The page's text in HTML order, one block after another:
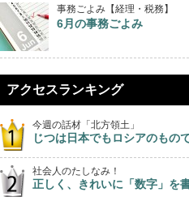
事務ごよみ【経理・税務】
6月の事務ごよみ
アクセスランキング
今週の話材「北方領土」
じつは日本でもロシアのもの
社会人のたしなみ！
正しく、きれいに「数字」を